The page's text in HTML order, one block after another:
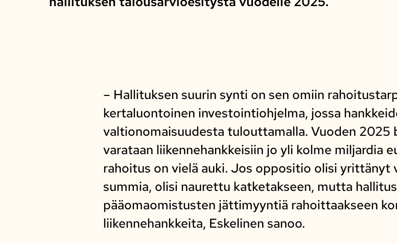
– Hallituksen suurin synti on sen omiin
kertaluontoinen investointiohjelma, jossa
valtionomaisuudesta tulouttamalla. Vuoden
varataan liikennehankkeisiin jo yli kolme miljardia
rahoitus on vielä auki. Jos oppositio olisi yrittänyt
summia, olisi naurettu katketakseen, mutta
pääomaomistusten jättimyyntiä rahoittaakseen
liikennehankkeita, Eskelinen sanoo.